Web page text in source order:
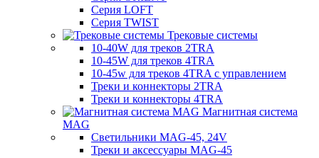
Серия LOFT
Серия TWIST
Трековые системы
10-40W для треков 2TRA
10-45W для треков 4TRA
10-45w для треков 4TRA с управлением
Треки и коннекторы 2TRA
Треки и коннекторы 4TRA
Магнитная система
MAG
Светильники MAG-45, 24V
Треки и аксессуары MAG-45